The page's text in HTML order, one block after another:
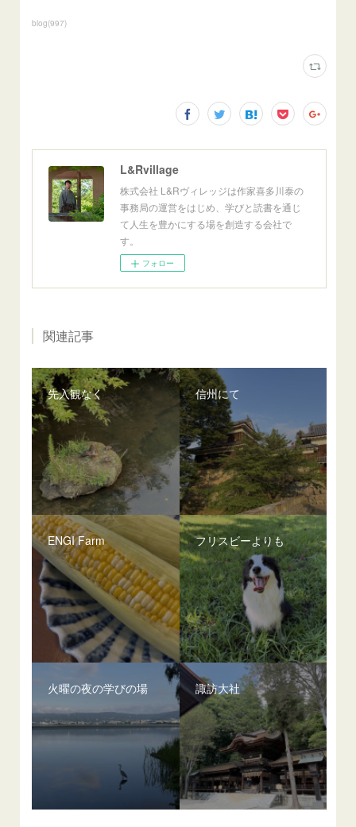
blog(997)
L&Rvillage
株式会社 L&Rヴィレッジは作家喜多川泰の
事務局の運営をはじめ、学びと読書を通じ
て人生を豊かにする場を創造する会社で
す。
フォロー
関連記事
先入観なく 信州にて
ENGI Farm フリスビーよりも
火曜の夜の学びの場 諏訪大社